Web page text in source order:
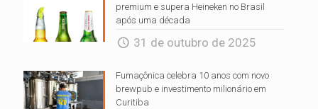
premium e supera Heineken no Brasil
após uma década
31 de outubro de 2025
Fumaçônica celebra 10 anos com novo
brewpub e investimento milionário em
Curitiba